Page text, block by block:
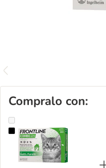
Compralo con:
Frontline Combo soluzione